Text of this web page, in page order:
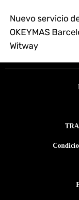
Nuevo servicio
OKEYMAS
Witway